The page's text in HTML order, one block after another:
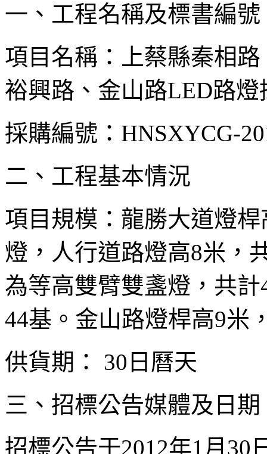
一、工程名稱及標書編號
項目名稱：上蔡縣秦相
裕興路、金山路LED路
採購編號：HNSXYCG-
二、工程基本情況
項目規模：龍勝大道燈
燈，人行道路燈高8米，
為等高雙臂雙盞燈，共
44基。金山路燈桿高9米
供貨期： 30日曆天
三、招標公告媒體及日期
招標公告于2012年1月30